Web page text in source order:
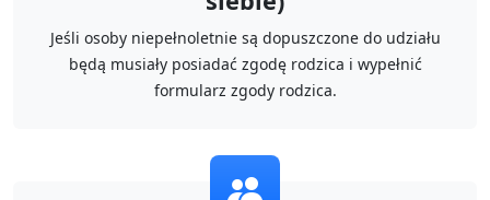
Jeśli osoby niepełnoletnie są dopuszczone do udziału
będą musiały posiadać zgodę rodzica i wypełnić
formularz zgody rodzica.